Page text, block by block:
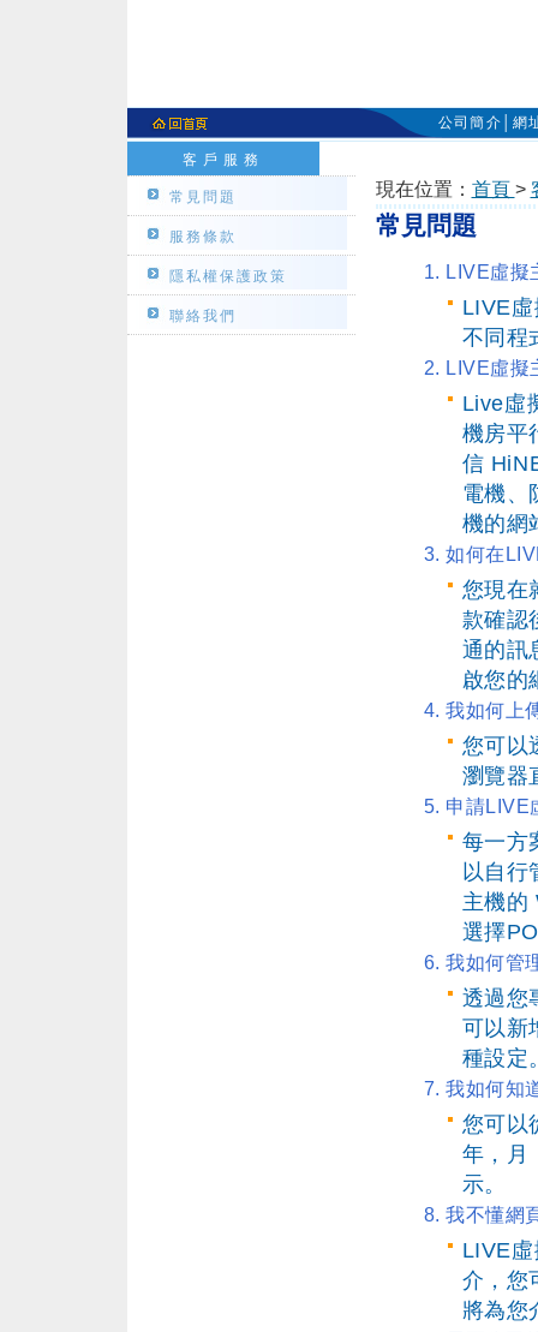
公司簡介 │網
客戶服務
常見問題
服務條款
隱私權保護政策
聯絡我們
現在位置： 首頁 >
常見問題
1. LIVE虛擬
LIVE
不同程
2. LIVE虛擬
Live虛
機房平
信
電機、
機的網
3. 如何在
您現在
款確認
通的訊
啟您的
4. 我如何上
您可以
瀏覽器
5. 申請LIVE
每一方
以自
主機的
選擇
6. 我如何管
透過您
可以新
種設定
7. 我如何知
您可以
年，月
示。
8. 我不懂網
LIVE
介，您
將為您